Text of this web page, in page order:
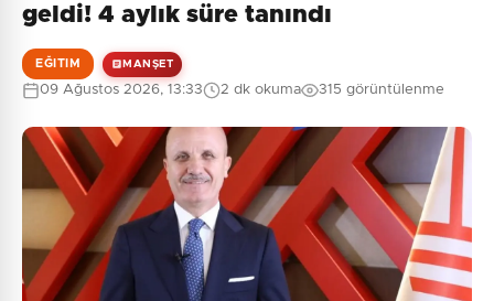
geldi! 4 aylık süre tanındı
EĞITIM MANŞET
09 Ağustos 2026, 13:33 2 dk okuma 315 görüntülenme